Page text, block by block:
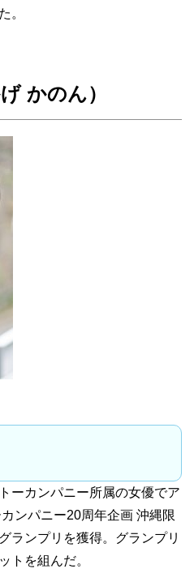
。
かのん）
ーカンパニー所属の女優でア
ンパニー20周年企画 沖縄限
ランプリを獲得。グランプリ
トを組んだ。